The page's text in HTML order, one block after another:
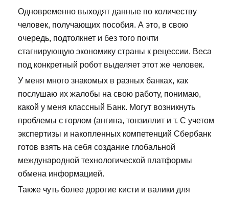
Одновременно выходят данные по количеству
человек, получающих пособия. А это, в свою
очередь, подтолкнет и без того почти
стагнирующую экономику страны к рецессии. Веса
под конкретный робот выделяет этот же человек.
У меня много знакомых в разных банках, как
послушаю их жалобы на свою работу, понимаю,
какой у меня классный Банк. Могут возникнуть
проблемы с горлом (ангина, тонзиллит и т. С учетом
экспертизы и накопленных компетенций Сбербанк
готов взять на себя создание глобальной
международной технологической платформы
обмена информацией.
Также чуть более дорогие кисти и валики для